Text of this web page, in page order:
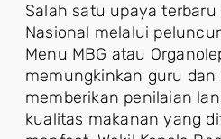
Salah satu upaya
Nasional melalui
Menu MBG atau
memungkinkan guru dan
memberikan penilaian
kualitas makanan yang